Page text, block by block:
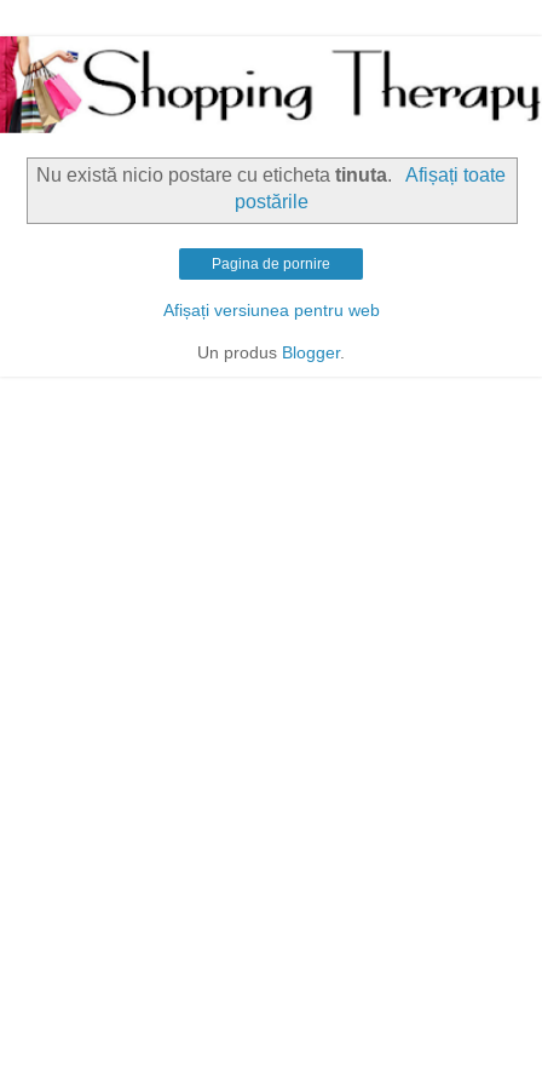
Nu există nicio postare cu etichetatinuta.
Afișați toate
postările
Pagina de pornire
Afișați versiunea pentru web
Un produs Blogger.